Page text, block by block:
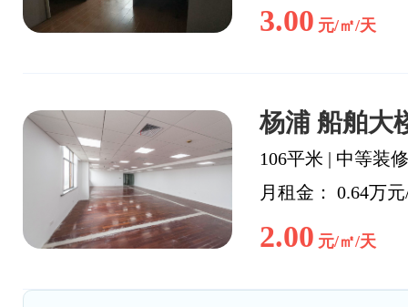
3.00 元/㎡/天
杨浦 船舶大
106平米 | 中等装修
月租金： 0.64万
2.00 元/㎡/天